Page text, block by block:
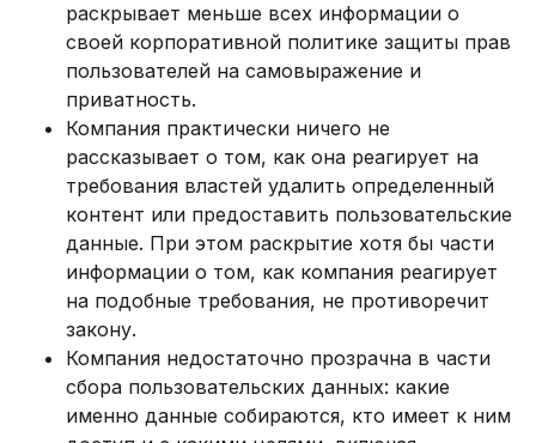
раскрывает меньше всех информации о
своей корпоративной политике защиты прав
пользователей на самовыражение и
приватность.
Компания практически ничего не
рассказывает о том, как она реагирует на
требования властей удалить определенный
контент или предоставить пользовательские
данные. При этом раскрытие хотя бы части
информации о том, как компания реагирует
на подобные требования, не противоречит
закону.
Компания недостаточно прозрачна в части
сбора пользовательских данных: какие
именно данные собираются, кто имеет к ним